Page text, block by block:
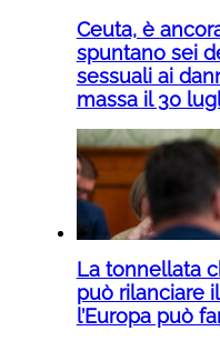
Ceuta, è
spuntano sei
sessuali ai
massa il 30
La tonnellata
può rilanciare
l’Europa può